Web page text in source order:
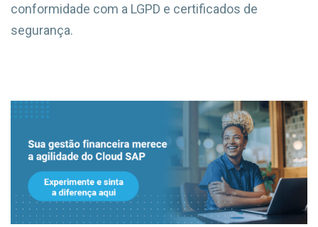
conformidade com a LGPD e certificados de
segurança.